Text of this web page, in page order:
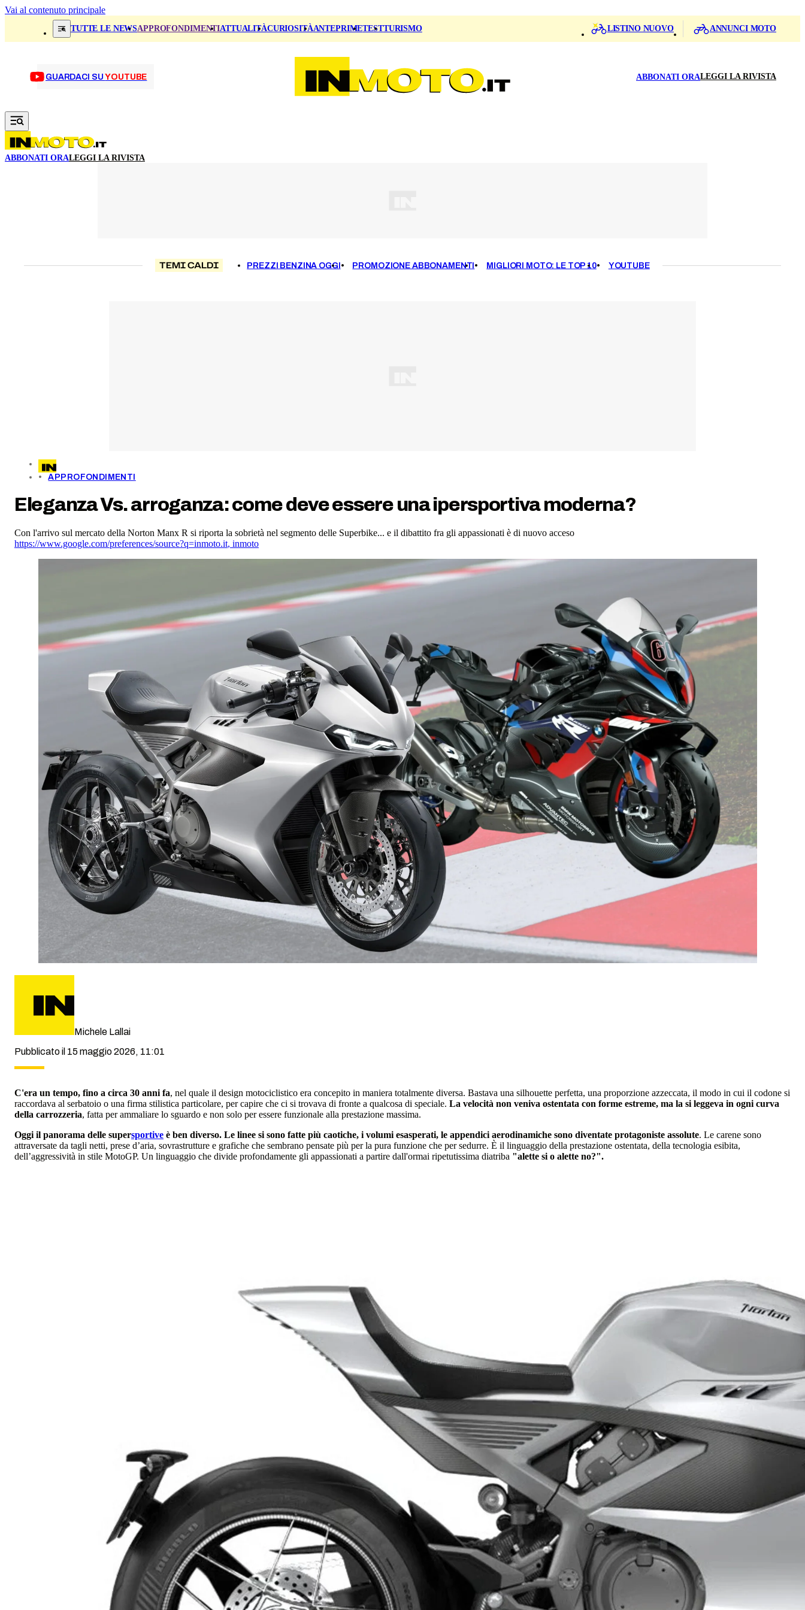
Vai al contenuto principale
TUTTE LE NEWSAPPROFONDIMENTIATTUALITÀCURIOSITÀANTEPRIMETESTTURISMO LISTINO NUOVO ANNUNCI MOTO
GUARDACI SUYOUTUBE ABBONATI ORALEGGI LA RIVISTA
ABBONATI ORALEGGI LA RIVISTA
TEMI CALDI PREZZI BENZINA OGGI PROMOZIONE ABBONAMENTI MIGLIORI MOTO: LE TOP 10 YOUTUBE
APPROFONDIMENTI
Eleganza Vs. arroganza: come deve essere una ipersportiva moderna?
Con l'arrivo sul mercato della Norton Manx R si riporta la sobrietà nel segmento delle Superbike... e il dibattito fra gli appassionati è di nuovo acceso
https://www.google.com/preferences/source?q=inmoto.it, inmoto
Michele Lallai
Pubblicato il 15 maggio 2026, 11:01
C'era un tempo, fino a circa 30 anni fa, nel quale il design motociclistico era concepito in maniera totalmente diversa. Bastava una silhouette perfetta, una proporzione azzeccata, il modo in cui il codone si
raccordava al serbatoio o una firma stilistica particolare, per capire che ci si trovava di fronte a qualcosa di speciale. La velocità non veniva ostentata con forme estreme, ma la si leggeva in ogni curva
della carrozzeria, fatta per ammaliare lo sguardo e non solo per essere funzionale alla prestazione massima.
Oggi il panorama delle supersportive è ben diverso. Le linee si sono fatte più caotiche, i volumi esasperati, le appendici aerodinamiche sono diventate protagoniste assolute. Le carene sono
attraversate da tagli netti, prese d’aria, sovrastrutture e grafiche che sembrano pensate più per la pura funzione che per sedurre. È il linguaggio della prestazione ostentata, della tecnologia esibita,
dell’aggressività in stile MotoGP. Un linguaggio che divide profondamente gli appassionati a partire dall'ormai ripetutissima diatriba "alette si o alette no?".